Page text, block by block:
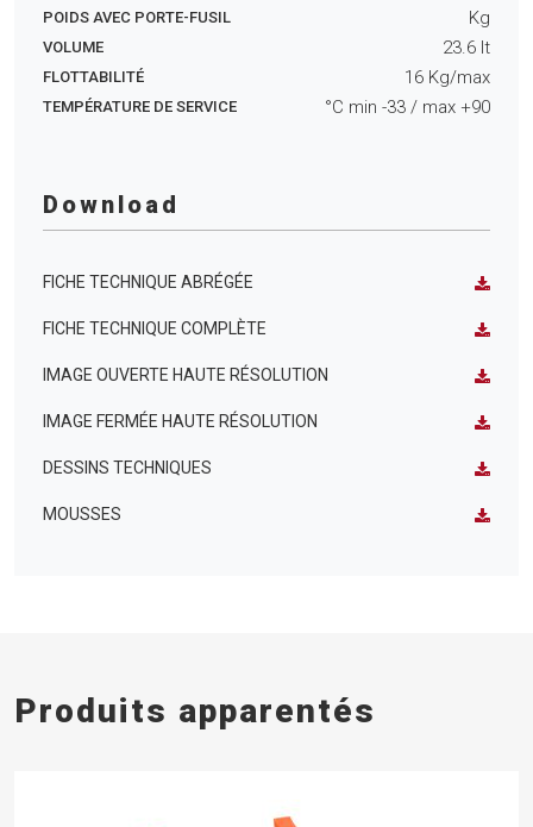
POIDS AVEC PORTE-FUSIL Kg
VOLUME 23.6 lt
FLOTTABILITÉ 16 Kg/max
TEMPÉRATURE DE SERVICE °C min -33 / max +90
Download
FICHE TECHNIQUE ABRÉGÉE
FICHE TECHNIQUE COMPLÈTE
IMAGE OUVERTE HAUTE RÉSOLUTION
IMAGE FERMÉE HAUTE RÉSOLUTION
DESSINS TECHNIQUES
MOUSSES
Produits apparentés